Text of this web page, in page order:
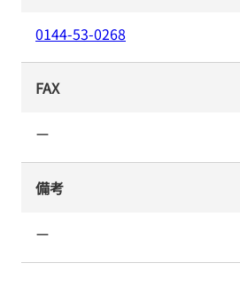
0144-53-0268
FAX
ー
備考
ー